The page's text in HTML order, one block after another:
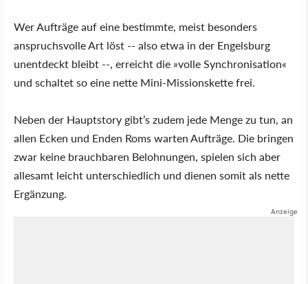
Wer Aufträge auf eine bestimmte, meist besonders
anspruchsvolle Art löst -- also etwa in der Engelsburg
unentdeckt bleibt --, erreicht die »volle Synchronisation«
und schaltet so eine nette Mini-Missionskette frei.
Neben der Hauptstory gibt’s zudem jede Menge zu tun, an
allen Ecken und Enden Roms warten Aufträge. Die bringen
zwar keine brauchbaren Belohnungen, spielen sich aber
allesamt leicht unterschiedlich und dienen somit als nette
Ergänzung.